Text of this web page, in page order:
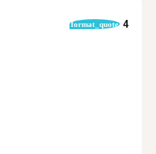
format_quote 4